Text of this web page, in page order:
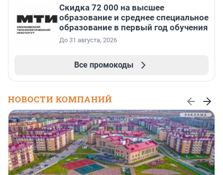
Скидка 72 000 на высшее
образование и среднее специальное
образование в первый год обучения
До 31 августа, 2026
Все промокоды
НОВОСТИ КОМПАНИЙ